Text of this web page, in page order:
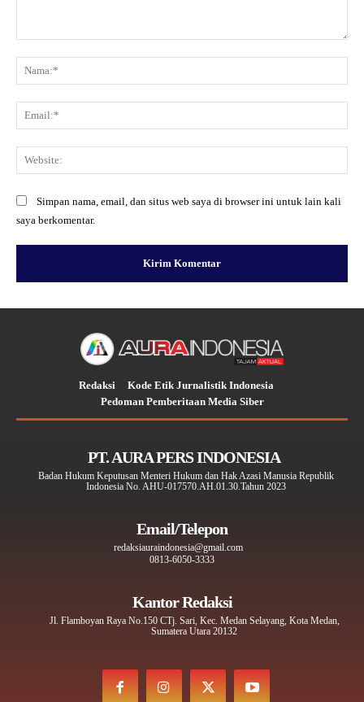
Simpan nama, email, dan situs web saya di browser ini untuk lain kali
saya berkomentar.
Redaksi
Kode Etik Jurnalistik Indonesia
Pedoman Pemberitaan Media Siber
PT. AURA PERS INDONESIA
Badan Hukum Keputusan Menteri Hukum dan Hak Azasi Manusia Republik
Indonesia No. AHU-017570.AH.01.30.Tahun 2023
Email/Telepon
redaksiauraindonesia@gmail.com
0813-6050-3333
Kantor Redaksi
Jl. Flamboyan Raya No.150 CTj. Sari, Kec. Medan Selayang, Kota Medan,
Sumatera Utara 20132